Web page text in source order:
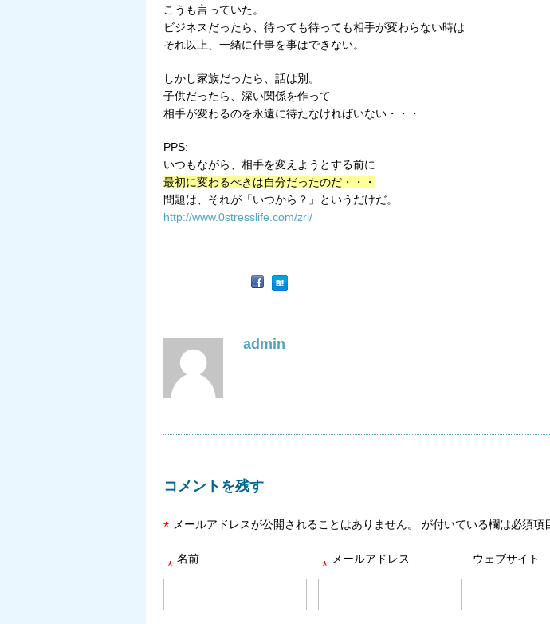
こうも言っていた。
ビジネスだったら、待っても待っても相手が変わらない時は
それ以上、一緒に仕事を事はできない。
しかし家族だったら、話は別。
子供だったら、深い関係を作って
相手が変わるのを永遠に待たなければいない・・・
PPS:
いつもながら、相手を変えようとする前に
最初に変わるべきは自分だったのだ・・・
問題は、それが「いつから？」というだけだ。
http://www.0stresslife.com/zrl/
admin
コメントを残す
メールアドレスが公開されることはありません。
* が付いている欄は必須項
名前
* メールアドレス
* ウェブサイト